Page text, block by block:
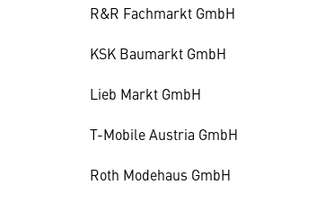
R&R Fachmarkt GmbH
KSK Baumarkt GmbH
Lieb Markt GmbH
T-Mobile Austria GmbH
Roth Modehaus GmbH